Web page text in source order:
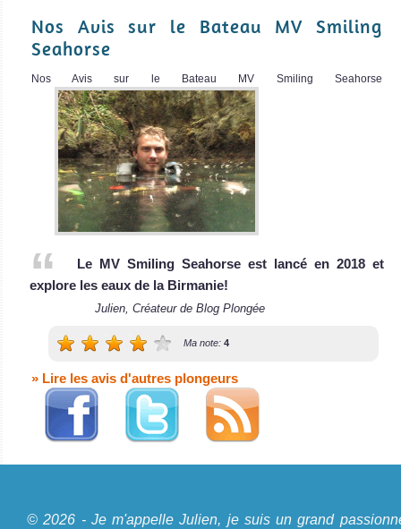
Nos Avis sur le Bateau MV Smiling
Seahorse
Nos Avis sur le Bateau MV Smiling Seahorse
Le MV Smiling Seahorse est lancé en 2018 et
explore les eaux de la Birmanie!
Julien, Créateur de Blog Plongée
Ma note: 4
» Lire les avis d'autres plongeurs
© 2026 - Je m'appelle Julien, je suis un grand